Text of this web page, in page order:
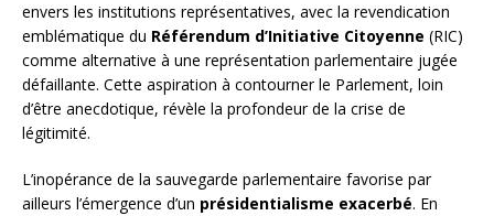
envers les institutions représentatives, avec la revendication
emblématique du Référendum d’Initiative Citoyenne (RIC)
comme alternative à une représentation parlementaire jugée
défaillante. Cette aspiration à contourner le Parlement, loin
d’être anecdotique, révèle la profondeur de la crise de
légitimité.
L’inopérance de la sauvegarde parlementaire favorise par
ailleurs l’émergence d’un présidentialisme exacerbé. En